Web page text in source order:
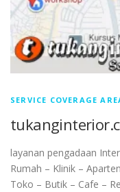
SERVICE COVERAGE
layanan pengadaan
Rumah – Klinik –
Toko – Butik – Cafe –